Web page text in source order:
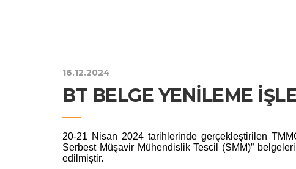
16.12.2024
BT BELGE YENİLEME
20-21 Nisan 2024 tarihlerinde gerçekleştirilen
Serbest Müşavir Mühendislik Tescil (SMM)”
edilmiştir.